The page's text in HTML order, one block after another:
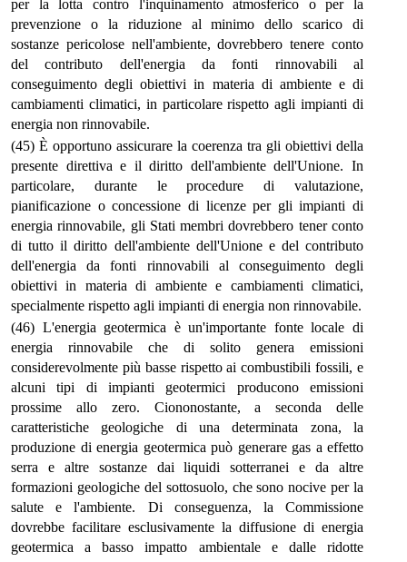
per la lotta contro l'inquinamento atmosferico o per la
prevenzione o la riduzione al minimo dello scarico di
sostanze pericolose nell'ambiente, dovrebbero tenere conto
del contributo dell'energia da fonti rinnovabili al
conseguimento degli obiettivi in materia di ambiente e di
cambiamenti climatici, in particolare rispetto agli impianti di
energia non rinnovabile.
(45) È opportuno assicurare la coerenza tra gli obiettivi della
presente direttiva e il diritto dell'ambiente dell'Unione. In
particolare, durante le procedure di valutazione,
pianificazione o concessione di licenze per gli impianti di
energia rinnovabile, gli Stati membri dovrebbero tener conto
di tutto il diritto dell'ambiente dell'Unione e del contributo
dell'energia da fonti rinnovabili al conseguimento degli
obiettivi in materia di ambiente e cambiamenti climatici,
specialmente rispetto agli impianti di energia non rinnovabile.
(46) L'energia geotermica è un'importante fonte locale di
energia rinnovabile che di solito genera emissioni
considerevolmente più basse rispetto ai combustibili fossili, e
alcuni tipi di impianti geotermici producono emissioni
prossime allo zero. Ciononostante, a seconda delle
caratteristiche geologiche di una determinata zona, la
produzione di energia geotermica può generare gas a effetto
serra e altre sostanze dai liquidi sotterranei e da altre
formazioni geologiche del sottosuolo, che sono nocive per la
salute e l'ambiente. Di conseguenza, la Commissione
dovrebbe facilitare esclusivamente la diffusione di energia
geotermica a basso impatto ambientale e dalle ridotte